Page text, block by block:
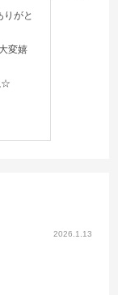
がと
変嬉
☆
2026.1.13